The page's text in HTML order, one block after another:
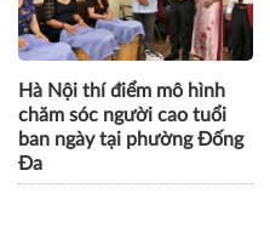
Hà Nội thí điểm mô hình
chăm sóc người cao tuổi
ban ngày tại phường Đống
Đa